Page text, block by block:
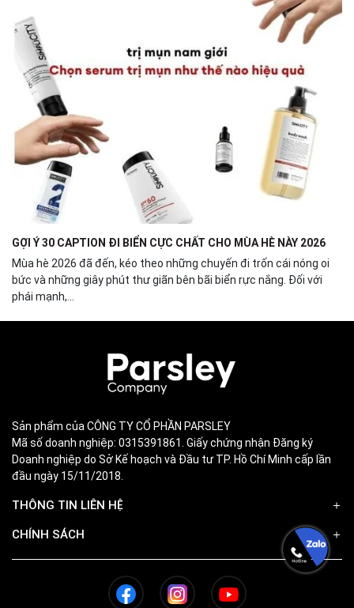
GỢI Ý 30 CAPTION ĐI BIỂN CỰC CHẤT CHO MÙA HÈ NÀY 2026
Mùa hè 2026 đã đến, kéo theo những chuyến đi trốn cái nóng oi
bức và những giây phút thư giãn bên bãi biển rực nắng. Đối với
phái mạnh,...
Sản phẩm của CÔNG TY CỔ PHẦN PARSLEY
Mã số doanh nghiệp: 0315391861. Giấy chứng nhận Đăng ký
Doanh nghiệp do Sở Kế hoạch và Đầu tư TP. Hồ Chí Minh cấp lần
đầu ngày 15/11/2018.
THÔNG TIN LIÊN HỆ
CHÍNH SÁCH